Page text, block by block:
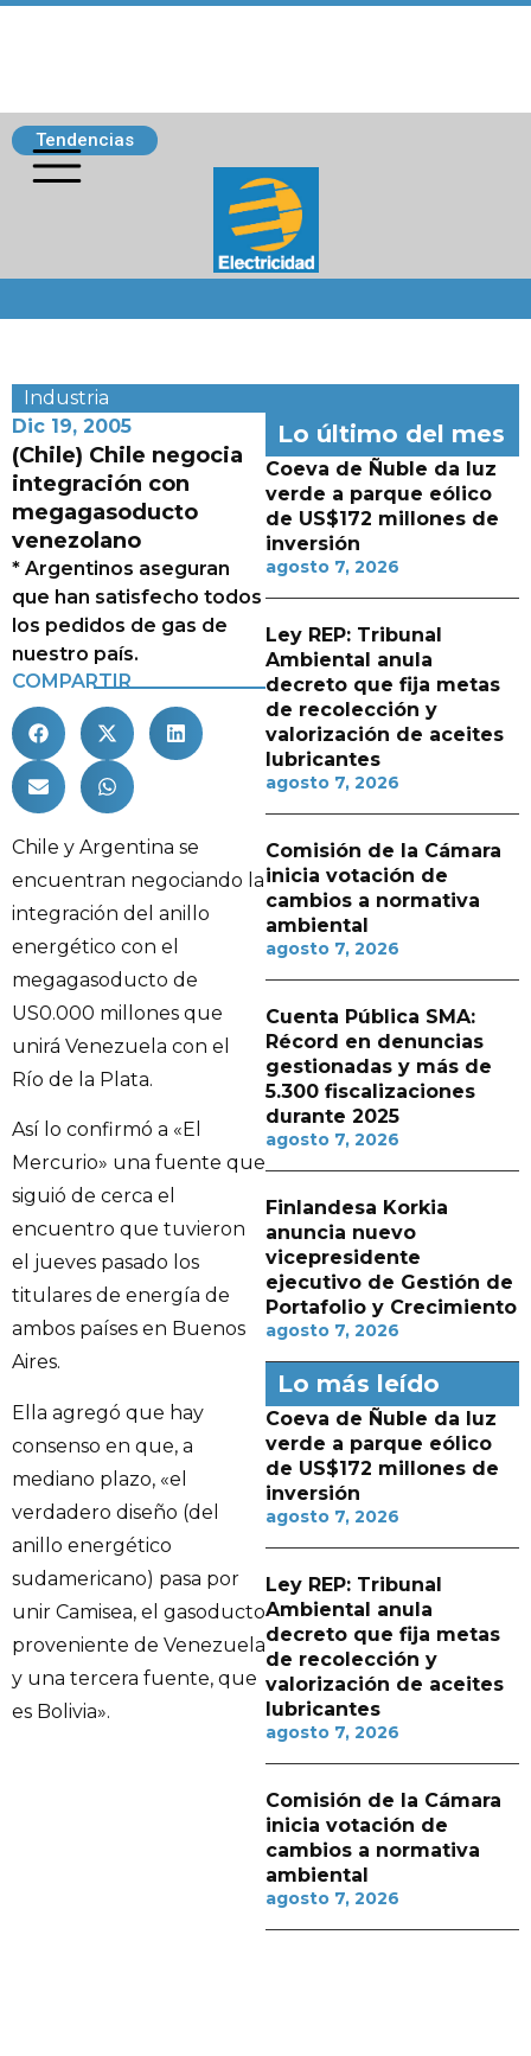
Tendencias
Industria
Dic 19, 2005
(Chile) Chile negocia
integración con
megagasoducto
venezolano
* Argentinos aseguran
que han satisfecho todos
los pedidos de gas de
nuestro país.
COMPARTIR
Chile y Argentina se
encuentran negociando la
integración del anillo
energético con el
megagasoducto de
US0.000 millones que
unirá Venezuela con el
Río de la Plata.
Así lo confirmó a «El
Mercurio» una fuente que
siguió de cerca el
encuentro que tuvieron
el jueves pasado los
titulares de energía de
ambos países en Buenos
Aires.
Ella agregó que hay
consenso en que, a
mediano plazo, «el
verdadero diseño (del
anillo energético
sudamericano) pasa por
unir Camisea, el gasoducto
proveniente de Venezuela
y una tercera fuente, que
es Bolivia».
Lo último del mes
Coeva de Ñuble da luz
verde a parque eólico
de US$172 millones de
inversión
agosto 7, 2026
Ley REP: Tribunal
Ambiental anula
decreto que fija metas
de recolección y
valorización de aceites
lubricantes
agosto 7, 2026
Comisión de la Cámara
inicia votación de
cambios a normativa
ambiental
agosto 7, 2026
Cuenta Pública SMA:
Récord en denuncias
gestionadas y más de
5.300 fiscalizaciones
durante 2025
agosto 7, 2026
Finlandesa Korkia
anuncia nuevo
vicepresidente
ejecutivo de Gestión de
Portafolio y Crecimiento
agosto 7, 2026
Lo más leído
Coeva de Ñuble da luz
verde a parque eólico
de US$172 millones de
inversión
agosto 7, 2026
Ley REP: Tribunal
Ambiental anula
decreto que fija metas
de recolección y
valorización de aceites
lubricantes
agosto 7, 2026
Comisión de la Cámara
inicia votación de
cambios a normativa
ambiental
agosto 7, 2026